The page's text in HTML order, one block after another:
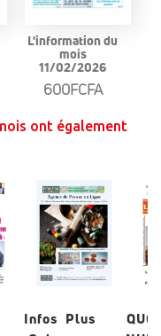
L'information du
mois
11/02/2026
600FCFA
ont également
Infos Plus